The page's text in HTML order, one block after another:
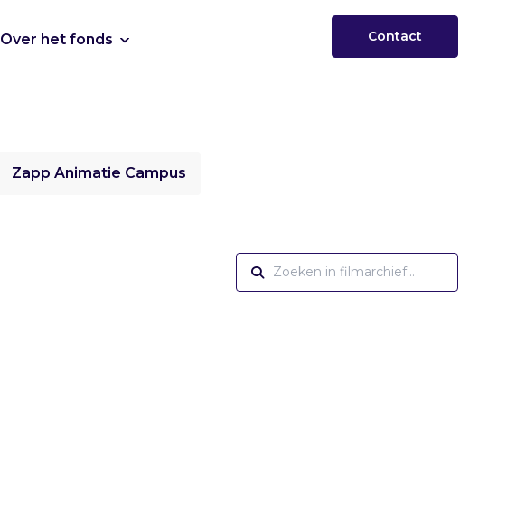
Over het fonds Contact
Zapp Animatie Campus